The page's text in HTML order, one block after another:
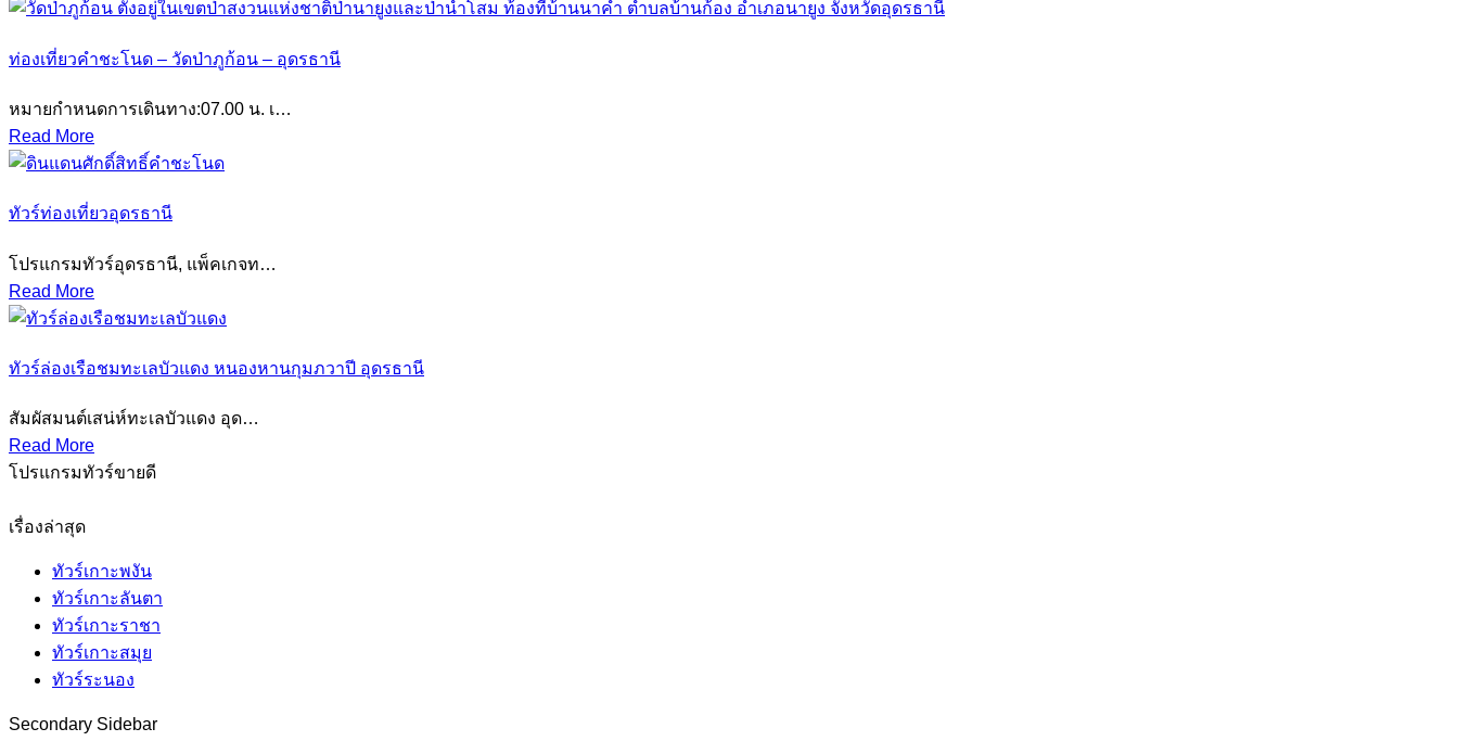
ท่องเที่ยวคำชะโนด – วัดป่าภูก้อน – อุดรธานี
หมายกำหนดการเดินทาง:07.00 น. เ…
Read More
ทัวร์ท่องเที่ยวอุดรธานี
โปรแกรมทัวร์อุดรธานี, แพ็คเกจท…
Read More
ทัวร์ล่องเรือชมทะเลบัวแดง หนองหานกุมภวาปี อุดรธานี
สัมผัสมนต์เสน่ห์ทะเลบัวแดง อุด…
Read More
โปรแกรมทัวร์ขายดี
เรื่องล่าสุด
ทัวร์เกาะพงัน
ทัวร์เกาะลันตา
ทัวร์เกาะราชา
ทัวร์เกาะสมุย
ทัวร์ระนอง
Secondary Sidebar